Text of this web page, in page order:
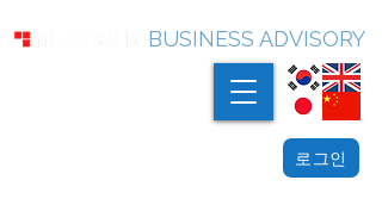
BUSINESS ADVISORY
로그인